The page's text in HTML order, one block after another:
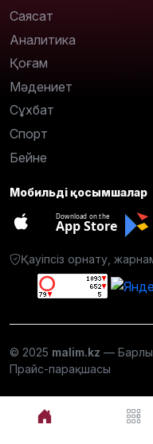
Саясат
Аналитика
Қоғам
Мәдениет
Сұхбат
Спорт
Бейне
Мобильді қосымшалар
Download on the
App Store
Қауіпсіз орнату,
© 2025 malim.kz —
Прайс-парақшасы